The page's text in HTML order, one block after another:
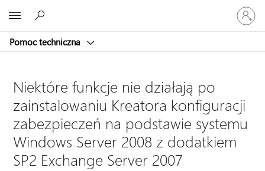
Pomoc techniczna
Zaloguj
się
do
konta
Niektóre funkcje nie działają po
zainstalowaniu Kreatora konfiguracji
zabezpieczeń na podstawie systemu
Windows Server 2008 z dodatkiem
SP2 Exchange Server 2007